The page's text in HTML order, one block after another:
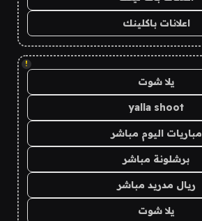
اعلانات باكلينك
!
يلا شوت
yalla shoot
مباريات اليوم مباشر
برشلونة مباشر
ريال مدريد مباشر
يلا شوت